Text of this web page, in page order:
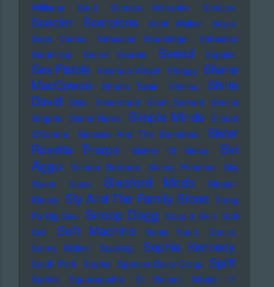
Williams
Sault Schnipo Schranke Schürze
Scooter Scorpions Scott Walker
Scycs
Sean Combs
Sebastian Krumbiegel
Sebastian
Studnitzky
Secret Secrets Seeed Sepalot
Sex Pistols Seymour Wright Shaggy Shane
MacGowan
Shania Twain Shellac
Shirin
David
Sido Silbermond Silent Servant Simina
Grigoriu Simon Harris Simple Minds Sinead
O'Connor
Siouxsie And The Banshees
Sister
Rosetta Tharpe
Sisters Of Mercy
Ski
Aggu
Skinner Brothers Skinny Pelembe
Sky
Saxon
Slade Sleaford Mods
Sleater-
Kinney Sly And The Family Stone Smag
Pa Dig Selv Snoop Dogg Soap & Skin Soft
Cell
Soft Machine Sonic Youth
Sonics
Sonny Rollins
Soolking Sophia Kennedy
South Park Sparks Spencer Davis Group Spliff
Sprints Squarepusher St. Vincent
Station 17